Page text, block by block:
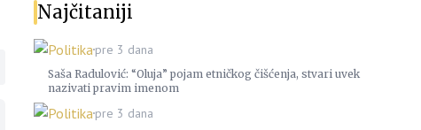
Najčitaniji
Politikapre 3 dana
Saša Radulović: “Oluja” pojam etničkog čišćenja, stvari uvek
nazivati pravim imenom
Politikapre 3 dana